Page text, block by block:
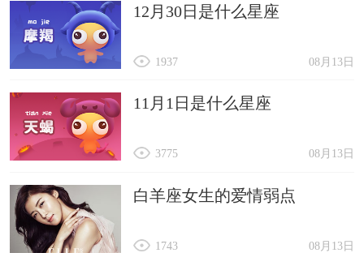
12月30日是什么星座
08月13日
1937
11月1日是什么星座
08月13日
3775
白羊座女生的爱情弱点
08月13日
1743